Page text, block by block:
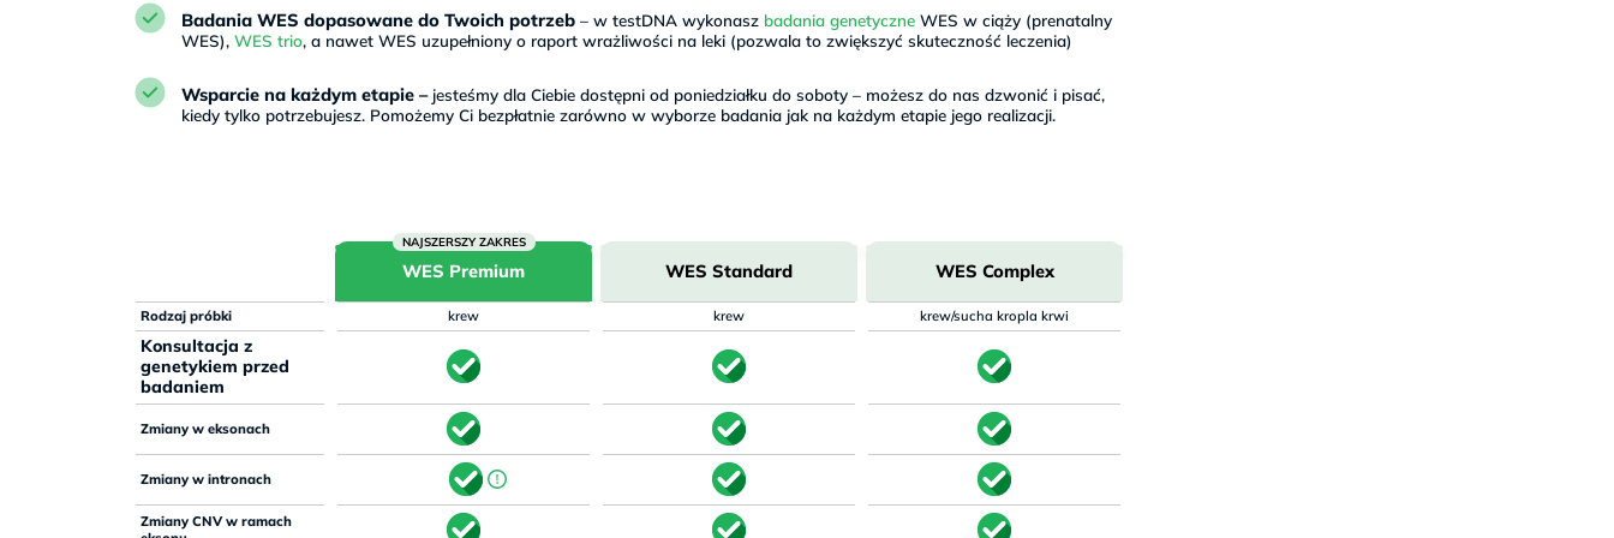
Badania WES dopasowane do Twoich potrzeb– w testDNA wykonasz badania genetyczne WES w ciąży (prenatalny
WES), WES trio, a nawet WES uzupełniony o raport wrażliwości na leki (pozwala to zwiększyć skuteczność leczenia)
Wsparcie na każdym etapie –jesteśmy dla Ciebie dostępni od poniedziałku do soboty – możesz do nas dzwonić i pisać,
kiedy tylko potrzebujesz. Pomożemy Ci bezpłatnie zarówno w wyborze badania jak na każdym etapie jego realizacji.
WES Premium WES Standard WES Complex
Rodzaj próbki krew krew krew/sucha kropla krwi
Konsultacja z
genetykiem przed
badaniem
Zmiany w eksonach
Zmiany w intronach
Zmiany CNV w ramach